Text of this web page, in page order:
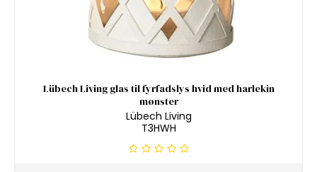
Lübech Living glas til fyrfadslys hvid med harlekin
mønster
Lübech Living
T3HWH